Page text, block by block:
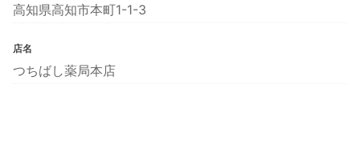
高知県高知市本町1-1-3
店名
つちばし薬局本店